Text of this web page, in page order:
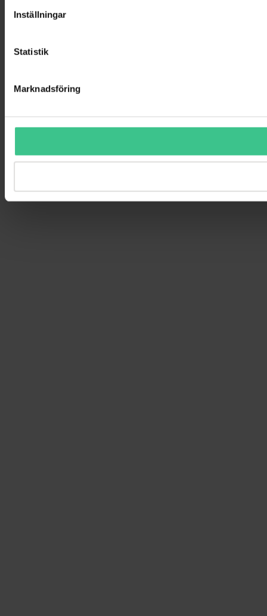
Inställningar
Statistik
Marknadsföring